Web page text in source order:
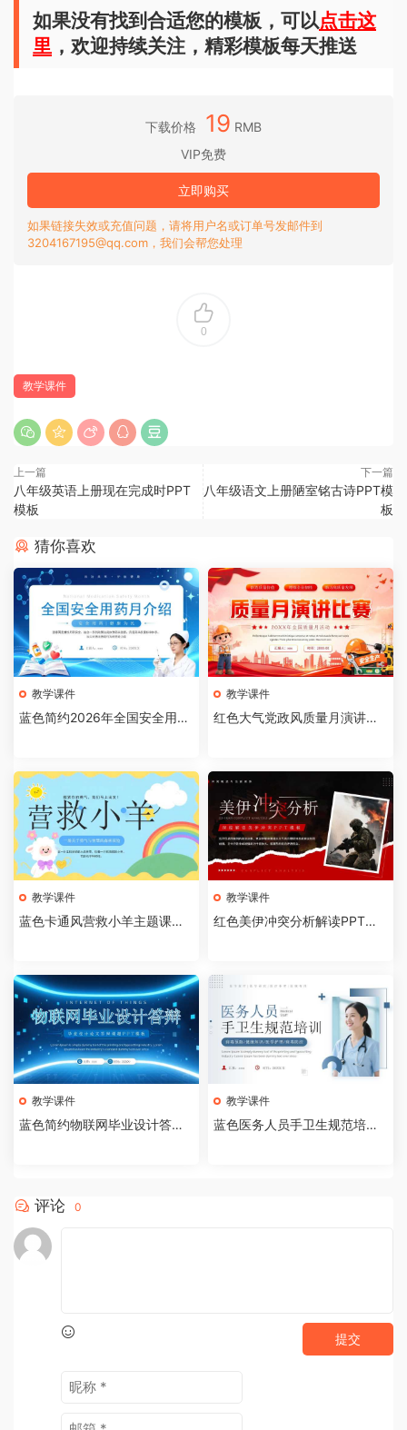
如果没有找到合适您的模板，可以点击这
里 ，欢迎持续关注，精彩模板每天推送
下载价格 19 RMB
VIP免费
立即购买
如果链接失效或充值问题，请将用户名或订单号发邮件到
3204167195@qq.com，我们会帮您处理
0
教学课件
上一篇
八年级英语上册现在完成时PPT
模板
下一篇
八年级语文上册陋室铭古诗PPT模
板
猜你喜欢
教学课件
蓝色简约2026年全国安全用药
教学课件
红色大气党政风质量月演讲比
教学课件
蓝色卡通风营救小羊主题课件P
教学课件
红色美伊冲突分析解读PPT模
教学课件
蓝色简约物联网毕业设计答辩P
教学课件
蓝色医务人员手卫生规范培训
评论 0
提交